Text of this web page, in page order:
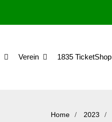
Verein 1835 TicketShop
Home 2023